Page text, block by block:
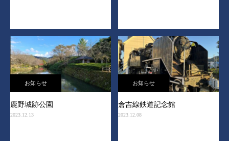
お知らせ
鹿野城跡公園
2023.12.13
お知らせ
倉吉線鉄道記念館
2023.12.08